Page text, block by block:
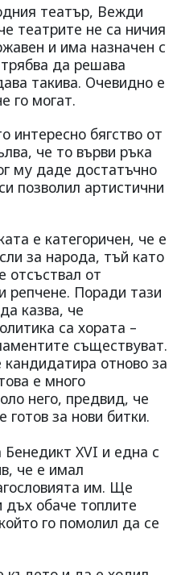
театър, Вежди
театрите не са ничия
и има назначен с
да решава
такива. Очевидно е
го могат.
интересно бягство от
че то върви ръка
му даде достатъчно
позволил артистични
е категоричен, че е
за народа, тъй като
отсъствал от
репчене. Поради тази
казва, че
са хората –
съществуват.
отново за
е много
него, предвид, че
готов за нови битки.
XVI и една с
че е имал
им. Ще
обаче топлите
го помолил да се